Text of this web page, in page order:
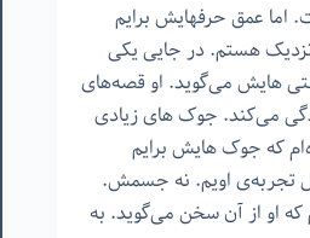
اما عمق حرفهایش برایم
هستم. در جایی یکی
هایش می‌گوید. او قصه‌های
می‌کند. جوک های زیادی
که جوک هایش برایم
تجربه‌ی اویم. نه جسمش.
او از آن سخن می‌گوید. به